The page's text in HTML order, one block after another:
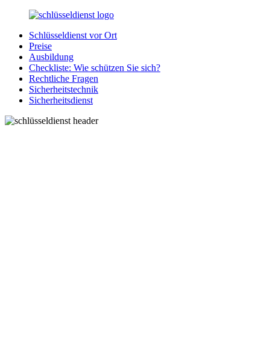
Zurück
Inhalt
SchluesseldienstDirekt.de
Ihre
Notlage
wird
gelöst!
Schlüsseldienst vor Ort
Preise
Ausbildung
Checkliste: Wie schützen Sie sich?
Rechtliche Fragen
Sicherheitstechnik
Sicherheitsdienst